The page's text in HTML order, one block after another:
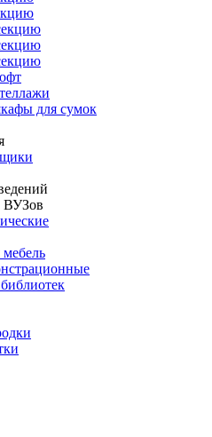
для сумок
ВУЗов